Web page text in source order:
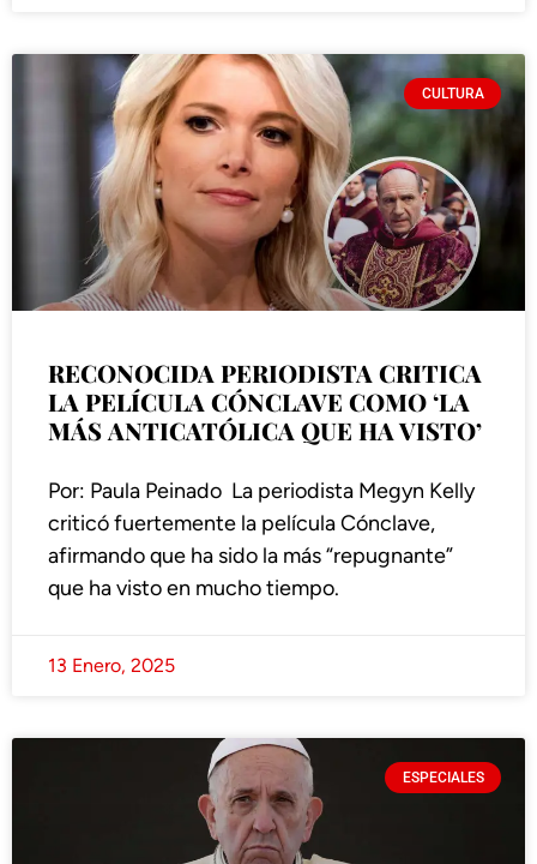
CULTURA
RECONOCIDA PERIODISTA CRITICA
LA PELÍCULA CÓNCLAVE COMO ‘LA
MÁS ANTICATÓLICA QUE HA VISTO’
Por: Paula Peinado La periodista Megyn Kelly
criticó fuertemente la película Cónclave,
afirmando que ha sido la más “repugnante”
que ha visto en mucho tiempo.
13 Enero, 2025
ESPECIALES